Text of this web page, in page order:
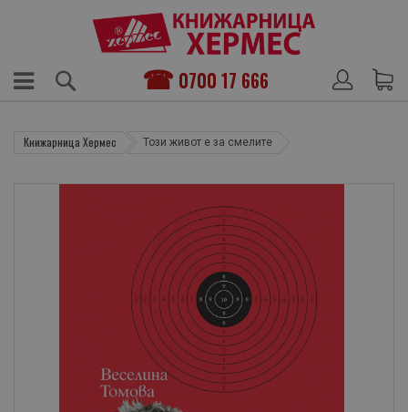
0700 17 666
Книжарница Хермес Този живот е за смелите